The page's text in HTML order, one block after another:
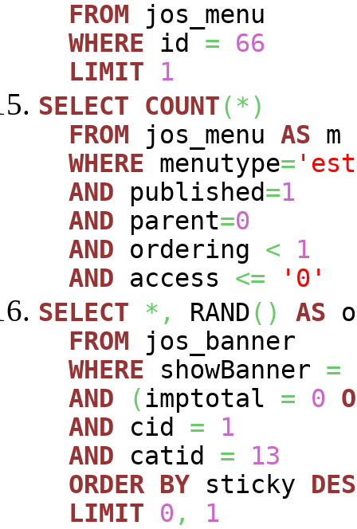
FROM jos_menu
WHERE id =
66
LIMIT
1
SELECT
COUNT(*)
FROM jos_menu AS m
WHERE menutype=
AND published=1
AND parent=0
AND ordering <
1
AND access <=
'0'
SELECT
*, RAND( ) AS
FROM jos_banner
WHERE showBanner =
AND
(imptotal = 0
AND cid =
1
AND catid =
13
ORDER BY sticky
LIMIT
0 ,
1